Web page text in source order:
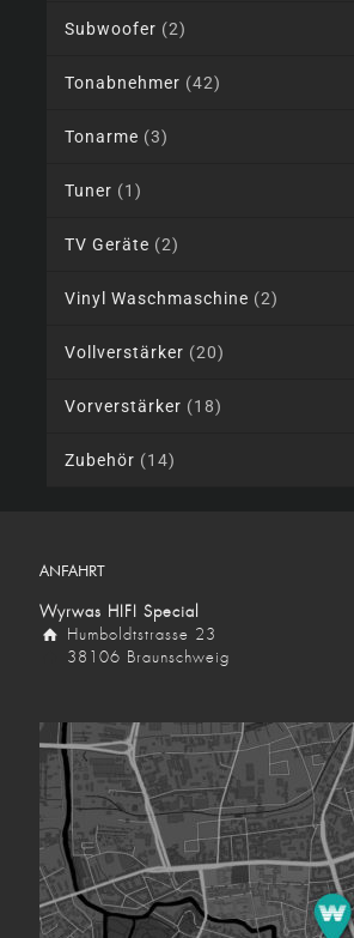
Subwoofer (2)
Tonabnehmer (42)
Tonarme (3)
Tuner (1)
TV Geräte (2)
Vinyl Waschmaschine (2)
Vollverstärker (20)
Vorverstärker (18)
Zubehör (14)
ANFAHRT
Wyrwas HIFI Special
Humboldtstrasse 23
38106 Braunschweig